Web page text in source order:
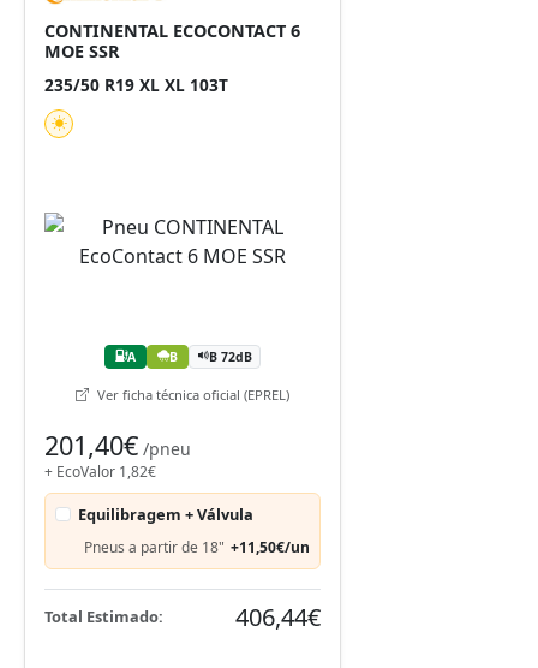
CONTINENTAL ECOCONTACT 6
MOE SSR
235/50 R19 XL XL 103T
A B B 72dB
Ver ficha técnica oficial (EPREL)
201,40€ /pneu
+ EcoValor 1,82€
Equilibragem + Válvula
Pneus a partir de 18" +11,50€/un
Total Estimado: 406,44€